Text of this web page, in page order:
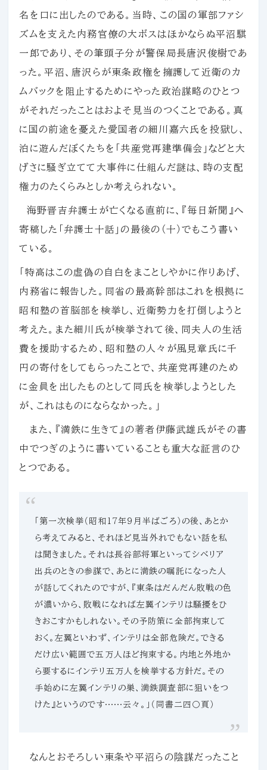
名を口に出したのである。当時、この国の軍部ファシ
ズムを支えた内務官僚の大ボスはほかならぬ平沼騏
一郎であり、その筆頭子分が警保局長唐沢俊樹であ
った。平沼、唐沢らが東条政権を擁護して近衛のカ
ムバックを阻止するためにやった政治謀略のひとつ
がそれだったことはおよそ見当のつくことである。真
に国の前途を憂えた愛国者の細川嘉六氏を投獄し、
泊に遊んだぼくたちを「共産党再建準備会」などと大
げさに騒ぎ立てて大事件に仕組んだ謎は、時の支配
権力のたくらみとしか考えられない。
海野晋吉弁護士が亡くなる直前に、『毎日新聞』へ
寄稿した「弁護士十話」の最後の（十）でもこう書い
ている。
「特高はこの虚偽の自白をまことしやかに作りあげ、
内務省に報告した。同省の最高幹部はこれを根拠に
昭和塾の首脳部を検挙し、近衛勢力を打倒しようと
考えた。また細川氏が検挙されて後、同夫人の生活
費を援助するため、昭和塾の人々が風見章氏に千
円の寄付をしてもらったことで、共産党再建のため
に金員を出したものとして同氏を検挙しようとした
が、これはものにならなかった。」
また、『満鉄に生きて』の著者伊藤武雄氏がその書
中でつぎのように書いていることも重大な証言のひ
とつである。
「第一次検挙（昭和17年９月半ばごろ）の後、あとか
ら考えてみると、それほど見当外れでもない話を私
は聞きました。それは長谷部将軍といってシベリア
出兵のときの参謀で、あとに満鉄の嘱託になった人
が話してくれたのですが、『東条はだんだん敗戦の色
が濃いから、敗戦になれば左翼インテリは騒擾をひ
きおこすかもしれない。その予防策に全部拘束して
おく。左翼といわず、インテリは全部危険だ。できる
だけ広い範囲で五万人ほど拘束する。内地と外地か
ら要するにインテリ五万人を検挙する方針だ。その
手始めに左翼インテリの巣、満鉄調査部に狙いをつ
けた』というのです……云々。」（同書二四〇頁）
なんとおそろしい東条や平沼らの陰謀だったこと